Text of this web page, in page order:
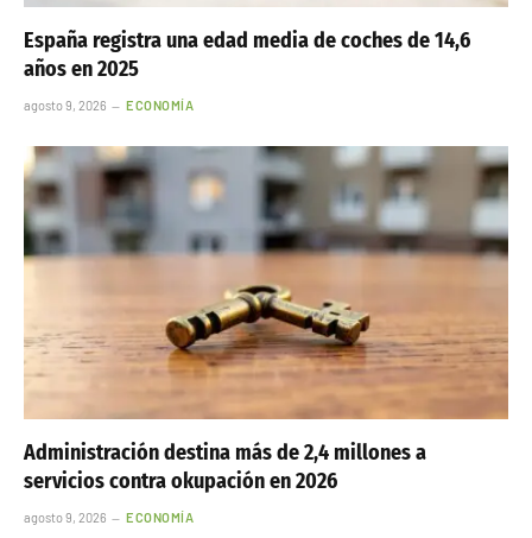
España registra una edad media de coches de 14,6
años en 2025
agosto 9, 2026 ECONOMÍA
Administración destina más de 2,4 millones a
servicios contra okupación en 2026
agosto 9, 2026 ECONOMÍA